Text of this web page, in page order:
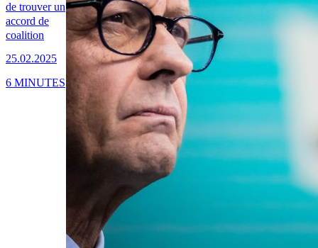
de trouver un
accord de
coalition
25.02.2025
6 MINUTES